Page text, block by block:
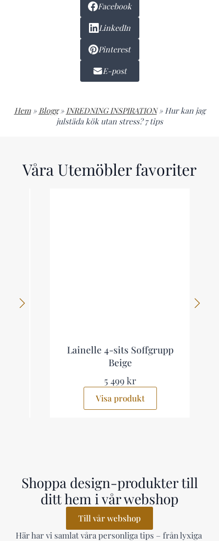
Facebook
LinkedIn
Pinterest
E-post
Hem » Blogg » INREDNING INSPIRATION » Hur kan jag
julstäda kök utan stress? 7 tips
Våra Utemöbler favoriter
Lainelle 4-sits Soffgrupp
Beige
5 499 kr
Visa produkt
Shoppa design-produkter till
ditt hem i vår webshop
Till vår webshop
Här har vi samlat våra personliga tips – från lyxiga